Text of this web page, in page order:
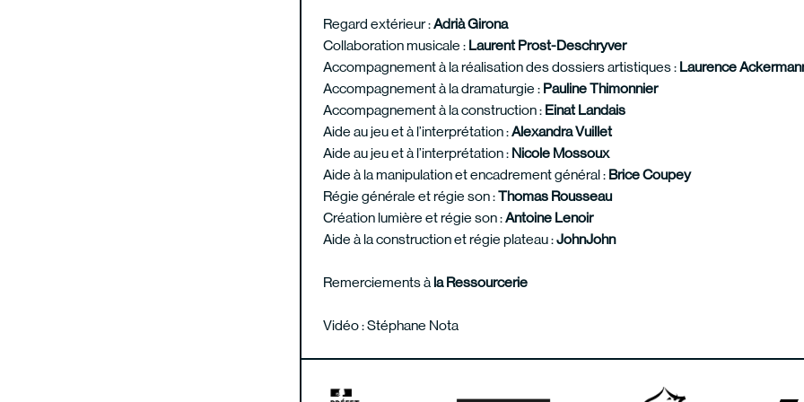
Regard extérieur :Adrià Girona
Collaboration musicale : Laurent Prost-Deschryver
Accompagnement à la réalisation des dossiers artistiques : Laurence
Accompagnement à la dramaturgie : Pauline Thimonnier
Accompagnement à la construction : Einat Landais
Aide au jeu et à l’interprétation :Alexandra Vuillet
Aide au jeu et à l’interprétation : Nicole Mossoux
Aide à la manipulation et encadrement général : Brice Coupey
Régie générale et régie son :Thomas Rousseau
Création lumière et régie son :Antoine Lenoir
Aide à la construction et régie plateau :JohnJohn
Remerciements à la Ressourcerie
Vidéo : Stéphane Nota